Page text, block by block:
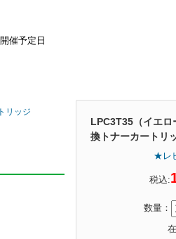
リッジ
LPC3T35（イエ
換トナーカートリ
★レ
税込:
数量：